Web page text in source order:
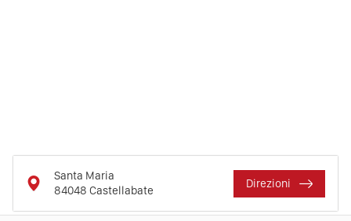
Santa Maria
84048 Castellabate
Direzioni